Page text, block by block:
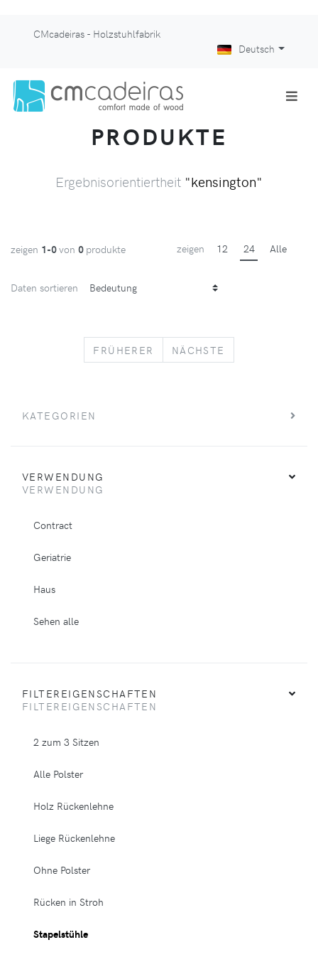
CMcadeiras - Holzstuhlfabrik
Deutsch
PRODUKTE
Ergebnisorientiertheit "kensington"
zeigen 1-0von 0 produkte zeigen 12 24 Alle
Daten sortieren
FRÜHERER PREVIOUS
NÄCHSTE
KATEGORIEN
VERWENDUNG
VERWENDUNG
Contract
Geriatrie
Haus
Sehen alle
FILTEREIGENSCHAFTEN
FILTEREIGENSCHAFTEN
2 zum 3 Sitzen
Alle Polster
Holz Rückenlehne
Liege Rückenlehne
Ohne Polster
Rücken in Stroh
Stapelstühle